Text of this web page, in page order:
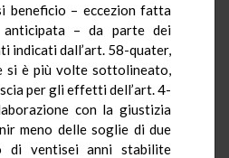
beneficio – eccezion fatta
– da parte dei
indicati dall’art. 58-quater,
si è più volte sottolineato,
per gli effetti dell’art. 4-
con la giustizia
meno delle soglie di due
di ventisei anni stabilite